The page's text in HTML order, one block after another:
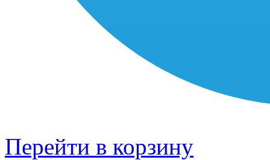
Перейти в корзину